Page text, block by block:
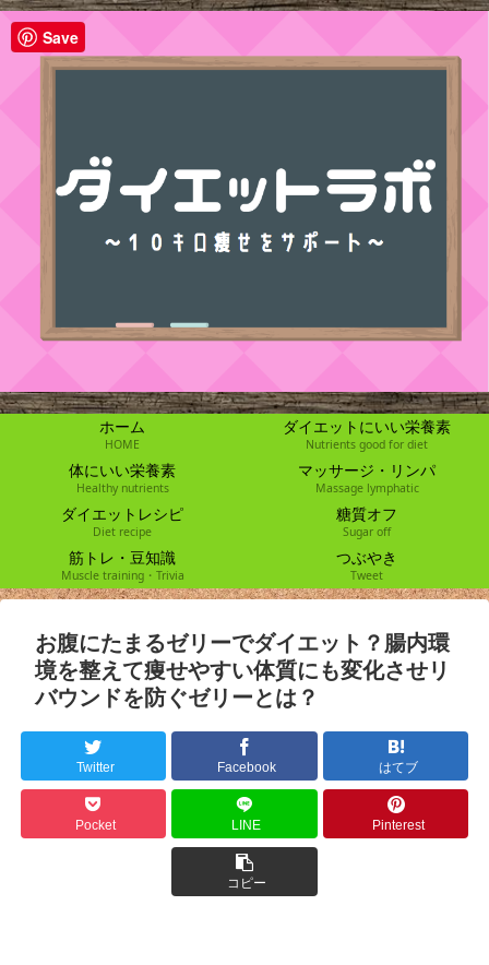
ホーム
HOME
ダイエットにいい栄養素
Nutrients good for diet
体にいい栄養素
Healthy nutrients
マッサージ・リンパ
Massage lymphatic
ダイエットレシピ
Diet recipe
糖質オフ
Sugar off
筋トレ・豆知識
Muscle training・Trivia
つぶやき
Tweet
お腹にたまるゼリーでダイエット？腸内環
境を整えて痩せやすい体質にも変化させリ
バウンドを防ぐゼリーとは？
Twitter Facebook はてブ
Pocket LINE Pinterest
コピー
Save